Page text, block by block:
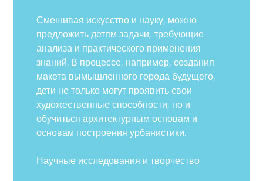
Смешивая искусство и науку, можно
предложить детям задачи, требующие
анализа и практического применения
знаний. В процессе, например, создания
макета вымышленного города будущего,
дети не только могут проявить свои
художественные способности, но и
обучиться архитектурным основам и
основам построения урбанистики.
Научные исследования и творчество